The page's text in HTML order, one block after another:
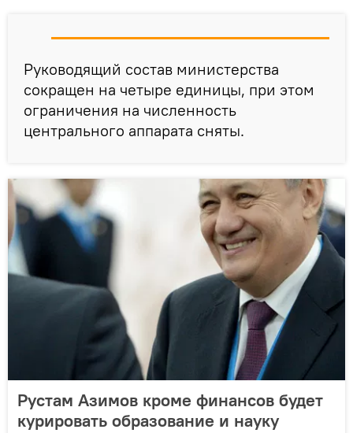
Руководящий состав министерства
сокращен на четыре единицы, при этом
ограничения на численность
центрального аппарата сняты.
Рустам Азимов кроме финансов будет
курировать образование и науку